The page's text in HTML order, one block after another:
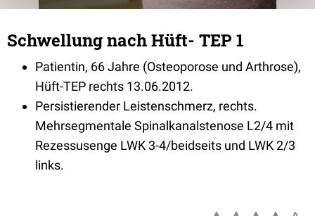
Schwellung nach Hüft- TEP 1
Patientin, 66 Jahre (Osteoporose und Arthrose),
Hüft-TEP rechts 13.06.2012.
Persistierender Leistenschmerz, rechts.
Mehrsegmentale Spinalkanalstenose L2/4 mit
Rezessusenge LWK 3-4/beidseits und LWK 2/3
links.